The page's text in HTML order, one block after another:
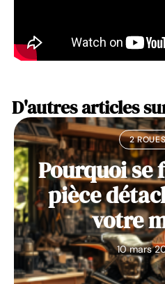
D'autres articles
2
Pourquoi se
pièce
votre
10 mars